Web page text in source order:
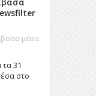
μέσα
31
στο